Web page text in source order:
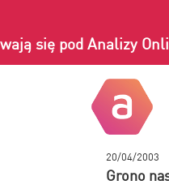
się pod Analizy
20/04/2003
Grono